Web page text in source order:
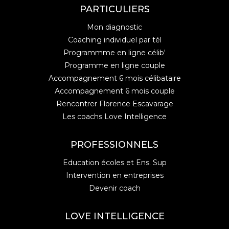
PARTICULIERS
Mon diagnostic
Coaching individuel par tél
Programmme en ligne célib'
Programme en ligne couple
Accompagnement 6 mois célibataire
Accompagnement 6 mois couple
Rencontrer Florence Escavarage
Les coachs Love Intelligence
PROFESSIONNELS
Education écoles et Ens. Sup
Intervention en entreprises
Devenir coach
LOVE INTELLIGENCE